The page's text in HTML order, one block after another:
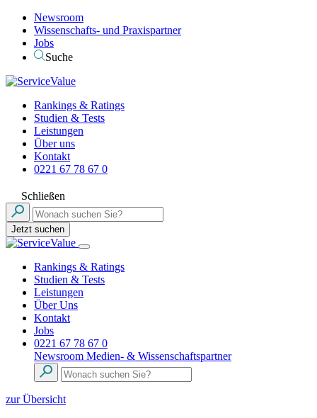
Newsroom
Wissenschafts- und Praxispartner
Jobs
Suche
Rankings & Ratings
Studien & Tests
Leistungen
Über uns
Kontakt
0221 67 78 67 0
Schließen
Jetzt suchen
Rankings & Ratings
Studien & Tests
Leistungen
Über Uns
Kontakt
Jobs
0221 67 78 67 0
Newsroom Medien- & Wissenschaftspartner
zur Übersicht